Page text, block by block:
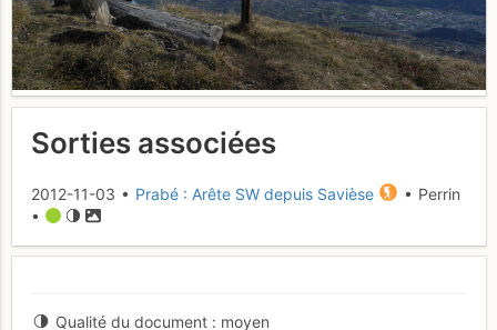
Sorties associées
2012-11-03 • Prabé : Arête SW depuis Savièse
• Perrin
•
Qualité du document moyen